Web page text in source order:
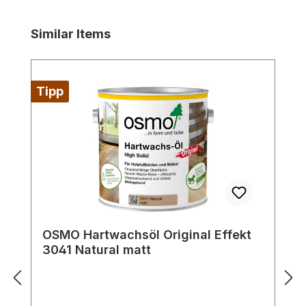
schützen möchten.
Produktgalerie überspringen
Similar Items
Tipp
OSMO Hartwachsöl Original Effekt
3041 Natural matt